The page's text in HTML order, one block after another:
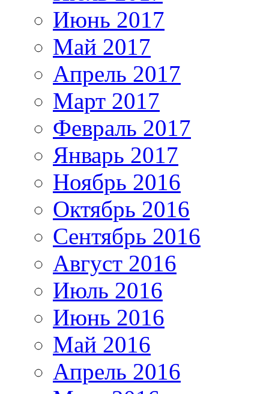
Июнь 2017
Май 2017
Апрель 2017
Март 2017
Февраль 2017
Январь 2017
Ноябрь 2016
Октябрь 2016
Сентябрь 2016
Август 2016
Июль 2016
Июнь 2016
Май 2016
Апрель 2016